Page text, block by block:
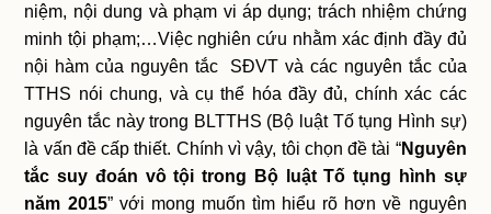
niệm, nội dung và phạm vi áp dụng; trách nhiệm chứng
minh tội phạm;…Việc nghiên cứu nhằm xác định đầy đủ
nội hàm của nguyên tắc SĐVT và các nguyên tắc của
TTHS nói chung, và cụ thể hóa đầy đủ, chính xác các
nguyên tắc này trong BLTTHS (Bộ luật Tố tụng Hình sự)
là vấn đề cấp thiết. Chính vì vậy, tôi chọn đề tài “Nguyên
tắc suy đoán vô tội trong Bộ luật Tố tụng hình sự
năm 2015” với mong muốn tìm hiểu rõ hơn về nguyên